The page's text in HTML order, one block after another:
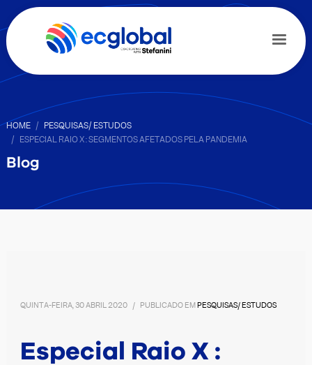
HOME
PESQUISAS/ ESTUDOS
ESPECIAL RAIO X : SEGMENTOS AFETADOS PELA PANDEMIA
Blog
QUINTA-FEIRA, 30 ABRIL 2020 / PUBLICADO EMPESQUISAS/ ESTUDOS
Especial Raio X :